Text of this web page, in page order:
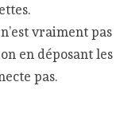
vraiment pas
en déposant les
pas.